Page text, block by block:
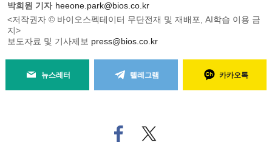
박희원 기자 heeone.park@bios.co.kr
<저작권자 © 바이오스펙테이터 무단전재 및 재배포, AI학습 이용 금
지>
보도자료 및 기사제보 press@bios.co.kr
뉴스레터 텔레그램 카카오톡
페
이
트위
터로